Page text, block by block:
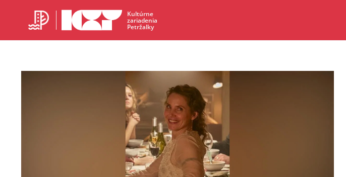
Kultúrne
zariadenia
Petržalky